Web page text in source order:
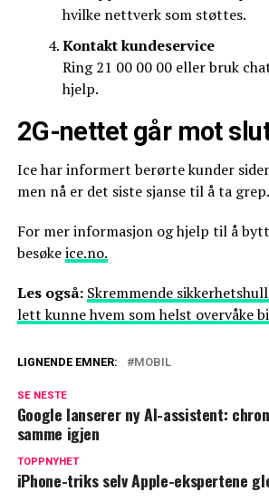
hvilke nettverk som støttes.
Kontakt kundeservice
Ring 21 00 00 00 eller bruk
hjelp.
2G-nettet går mot
Ice har informert berørte kunder
men nå er det siste sjanse til å ta grep.
For mer informasjon og hjelp til å
besøkeice.no.
Les også: Skremmende
lett kunne hvem som helst overvåke
LIGNENDE EMNER: MOBIL
SE NESTE
Google lanserer ny AI-assistent:
samme igjen
TOPPNYHET
iPhone-triks selv Apple-ekspertene